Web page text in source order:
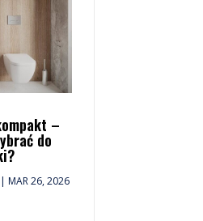
–
do
|MAR 26, 2026